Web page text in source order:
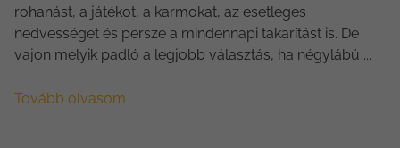
rohanást, a játékot, a karmokat, az esetleges
nedvességet és persze a mindennapi takarítást is. De
vajon melyik padló a legjobb választás, ha négylábú ...
Tovább olvasom